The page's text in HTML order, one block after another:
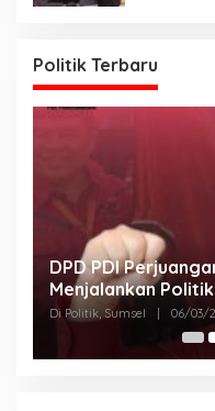
Politik Terbaru
DPD PDI
Menjalankan
Di Politik, Sumsel | 06/03/